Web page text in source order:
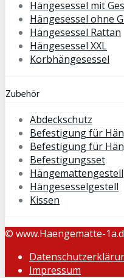
Hängesessel mit
Hängesessel ohne
Hängesessel Rattan
Hängesessel XXL
Korbhängesessel
Zubehör
Abdeckschutz
Befestigung für
Befestigung für
Befestigungsset
Hängemattengestell
Hängesesselgestell
Kissen
© www.Haengematte-
Impressum